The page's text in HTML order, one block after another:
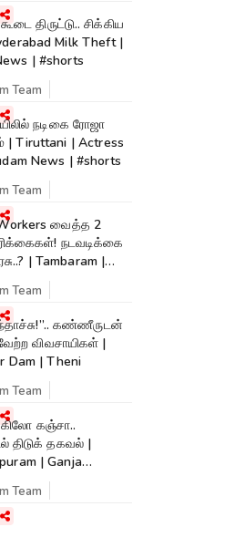
திருட்டு.. சிக்கிய
Milk Theft |
| #shorts
Team
நடிகை ரோஜா
| Tiruttani | Actress
News | #shorts
Team
வைத்த 2
நடவடிக்கை
| Tambaram |
Team
கண்ணீருடன்
விவசாயிகள் |
Dam | Theni
Team
கிலோ கஞ்சா..
திடுக் தகவல் |
| Ganja
SriLanka
Team